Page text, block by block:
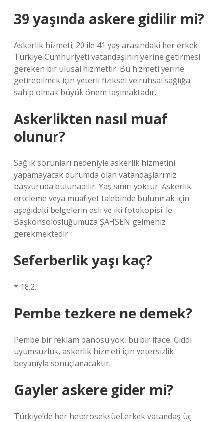
39 yaşında askere gidilir mi?
Askerlik hizmeti; 20 ile 41 yaş arasındaki her erkek
Türkiye Cumhuriyeti vatandaşının yerine getirmesi
gereken bir ulusal hizmettir. Bu hizmeti yerine
getirebilmek için yeterli fiziksel ve ruhsal sağlığa
sahip olmak büyük önem taşımaktadır.
Askerlikten nasıl muaf
olunur?
Sağlık sorunları nedeniyle askerlik hizmetini
yapamayacak durumda olan vatandaşlarımız
başvuruda bulunabilir. Yaş sınırı yoktur. Askerlik
erteleme veya muafiyet talebinde bulunmak için
aşağıdaki belgelerin aslı ve iki fotokopisi ile
Başkonsolosluğumuza ŞAHSEN gelmeniz
gerekmektedir.
Seferberlik yaşı kaç?
* 18.2.
Pembe tezkere ne demek?
Pembe bir reklam panosu yok, bu bir ifade. Ciddi
uyumsuzluk, askerlik hizmeti için yetersizlik
beyanıyla sonuçlanacaktır.
Gayler askere gider mi?
Türkiye’de her heteroseksüel erkek vatandaş üç